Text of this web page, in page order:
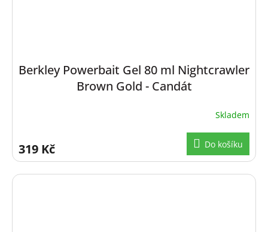
Berkley Powerbait Gel 80 ml Nightcrawler
Brown Gold - Candát
Skladem
319 Kč Do košíku